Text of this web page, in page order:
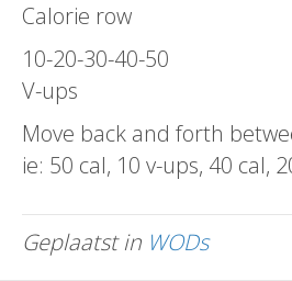
Calorie row
10-20-30-40-50
V-ups
Move back and forth
ie: 50 cal, 10 v-ups, 40 cal,
Geplaatst in WODs